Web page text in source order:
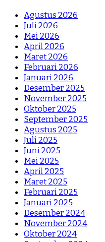
Agustus 2026
Juli 2026
Mei 2026
April 2026
Maret 2026
Februari 2026
Januari 2026
Desember 2025
November 2025
Oktober 2025
September 2025
Agustus 2025
Juli 2025
Juni 2025
Mei 2025
April 2025
Maret 2025
Februari 2025
Januari 2025
Desember 2024
November 2024
Oktober 2024